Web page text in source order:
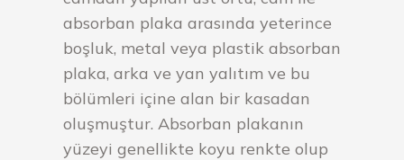
absorban plaka arasında yeterince
boşluk, metal veya plastik absorban
plaka, arka ve yan yalıtım ve bu
bölümleri içine alan bir kasadan
oluşmuştur. Absorban plakanın
yüzeyi genellikte koyu renkte olup